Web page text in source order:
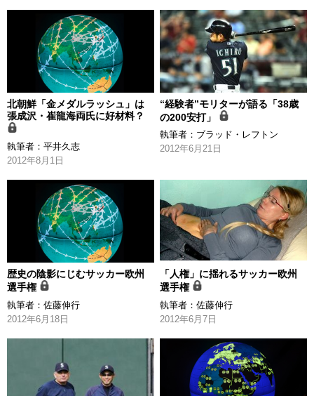
北朝鮮「金メダルラッシュ」は
張成沢・崔龍海両氏に好材料？
執筆者： 平井久志
2012年8月1日
“経験者”モリターが語る「38歳
の200安打」
執筆者： ブラッド・レフトン
2012年6月21日
歴史の陰影にじむサッカー欧州
選手権
執筆者： 佐藤伸行
2012年6月18日
「人権」に揺れるサッカー欧州
選手権
執筆者：佐藤伸行
2012年6月7日